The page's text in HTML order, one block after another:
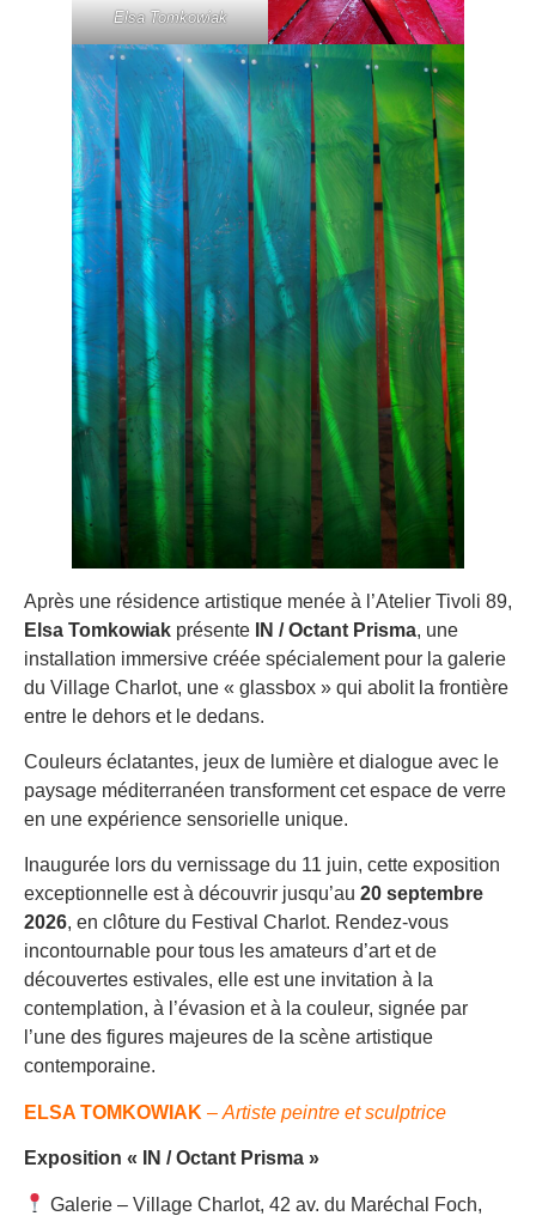
Elsa Tomkowiak
Après une résidence artistique menée à l’Atelier Tivoli 89,
Elsa Tomkowiak présente IN / Octant Prisma, une
installation immersive créée spécialement pour la galerie
du Village Charlot, une « glassbox » qui abolit la frontière
entre le dehors et le dedans.
Couleurs éclatantes, jeux de lumière et dialogue avec le
paysage méditerranéen transforment cet espace de verre
en une expérience sensorielle unique.
Inaugurée lors du vernissage du 11 juin, cette exposition
exceptionnelle est à découvrir jusqu’au 20 septembre
2026, en clôture du Festival Charlot. Rendez-vous
incontournable pour tous les amateurs d’art et de
découvertes estivales, elle est une invitation à la
contemplation, à l’évasion et à la couleur, signée par
l’une des figures majeures de la scène artistique
contemporaine.
ELSA TOMKOWIAK – Artiste peintre et sculptrice
Exposition « IN / Octant Prisma »
Galerie – Village Charlot, 42 av. du Maréchal Foch,